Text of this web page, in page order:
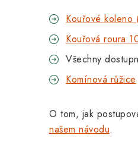
Kouřové koleno
Kouřová roura
Všechny
Komínová růžice
O tom, jak
našem návodu.